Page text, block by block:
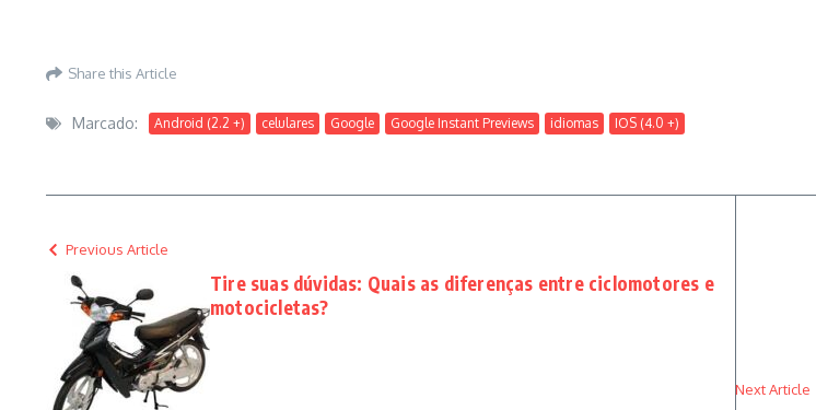
Share this Article
Marcado: Android (2.2 +) celulares Google Google Instant Previews idiomas IOS (4.0 +)
Previous Article
Tire suas dúvidas: Quais as diferenças entre ciclomotores e
motocicletas?
Next Article